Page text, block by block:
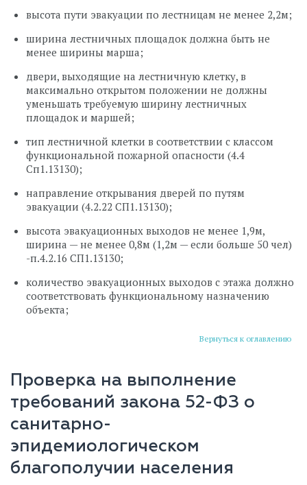
высота пути эвакуации по лестницам не менее 2,2м;
ширина лестничных площадок должна быть не
менее ширины марша;
двери, выходящие на лестничную клетку, в
максимально открытом положении не должны
уменьшать требуемую ширину лестничных
площадок и маршей;
тип лестничной клетки в соответствии с классом
функциональной пожарной опасности (4.4
Сп1.13130);
направление открывания дверей по путям
эвакуации (4.2.22 СП1.13130);
высота эвакуационных выходов не менее 1,9м,
ширина — не менее 0,8м (1,2м — если больше 50 чел)
-п.4.2.16 СП1.13130;
количество эвакуационных выходов с этажа должно
соответствовать функциональному назначению
объекта;
Вернуться к оглавлению
Проверка на выполнение
требований закона 52-ФЗ о
санитарно-
эпидемиологическом
благополучии населения